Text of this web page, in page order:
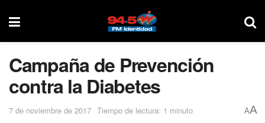
Campaña de Prevención
contra la Diabetes
7 de noviembre de 2017 Tiempo de lectura: 1 minuto AA